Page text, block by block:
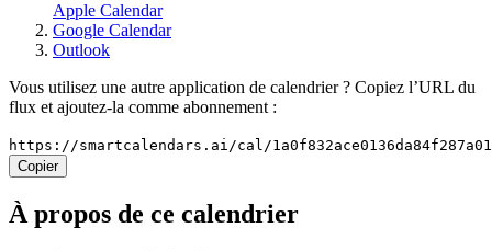
Apple Calendar
Google Calendar
Outlook
Vous utilisez une autre application de calendrier ? Copiez l’URL du
flux et ajoutez-la comme abonnement :
https://smartcalendars.ai/cal/
Copier
À propos de ce calendrier